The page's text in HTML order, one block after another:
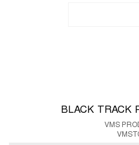
BLACK TRACK
VMS